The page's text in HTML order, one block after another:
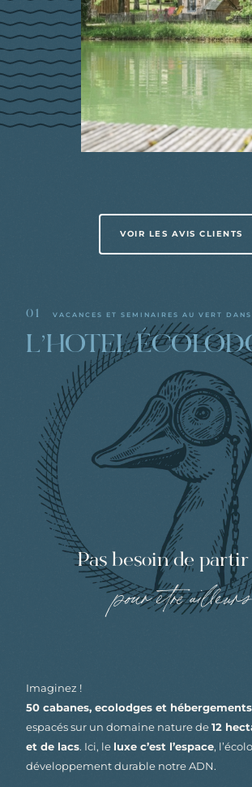
VOIR LES AVIS CLIENTS
01 VACANCES ET SEMINAIRES AU VERT
L’HOTEL
Pas besoin de
pour être ailleurs
Imaginez !
50 cabanes, ecolodges et
espacés sur un domaine nature de12
et de lacs. Ici, le luxe c’est l’espace,
développement durable notre ADN.